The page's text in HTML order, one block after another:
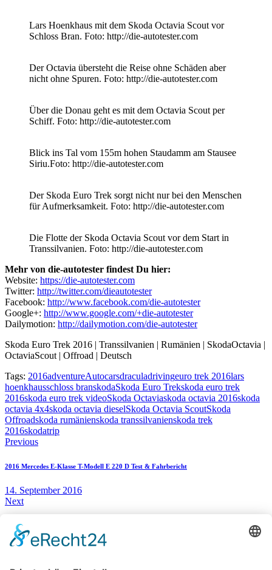
Lars Hoenkhaus mit dem Skoda Octavia Scout vor
Schloss Bran. Foto: http://die-autotester.com
Der Octavia übersteht die Reise ohne Schäden aber
nicht ohne Spuren. Foto: http://die-autotester.com
Über die Donau geht es mit dem Octavia Scout per
Schiff. Foto: http://die-autotester.com
Blick ins Tal vom 155m hohen Staudamm am Stausee
Siriu.Foto: http://die-autotester.com
Der Skoda Euro Trek sorgt nicht nur bei den Menschen
für Aufmerksamkeit. Foto: http://die-autotester.com
Die Flotte der Skoda Octavia Scout vor dem Start in
Transsilvanien. Foto: http://die-autotester.com
Mehr von die-autotester findest Du hier:
Website: https://die-autotester.com
Twitter: http://twitter.com/dieautotester
Facebook: http://www.facebook.com/die-autotester
Google+: http://www.google.com/+die-autotester
Dailymotion: http://dailymotion.com/die-autotester
Skoda Euro Trek 2016 | Transsilvanien | Rumänien | SkodaOctavia |
OctaviaScout | Offroad | Deutsch
Tags: 2016adventureAutocarsdraculadrivingeuro trek 2016lars
hoenkhausschloss branskodaSkoda Euro Trekskoda euro trek
2016skoda euro trek videoSkoda Octaviaskoda octavia 2016skoda
octavia 4x4skoda octavia dieselSkoda Octavia ScoutSkoda
Offroadskoda rumänienskoda transsilvanienskoda trek
2016skodatrip
Beitragsnavigation
Previous
2016 Mercedes E-Klasse T-Modell E 220 D Test & Fahrbericht
14. September 2016
Next
IAA 2016 Nutzfahrzeugmesse in Hannover – LKW Truck Bus Transporter
22. September 2016